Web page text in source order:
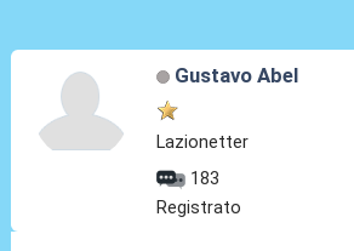
Gustavo Abel
Lazionetter
183
Registrato